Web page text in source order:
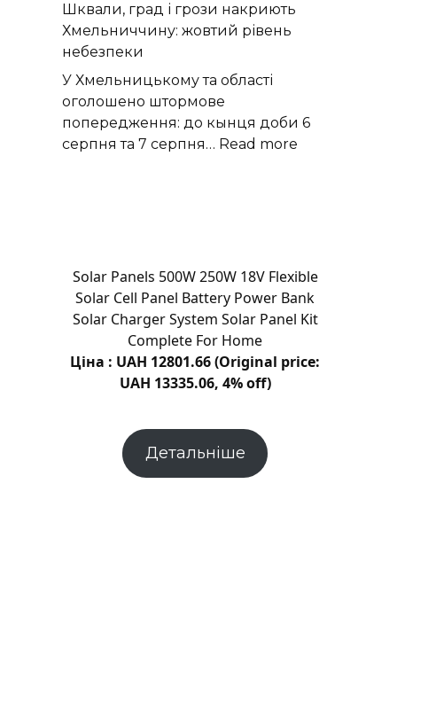
дерев
знижує
у
Чикаго
Шквали, град і грози накриють
Хмельниччину: жовтий рівень
небезпеки
У Хмельницькому та області
оголошено штормове
попередження: до кынця доби 6
серпня та 7 серпня… Read more
Хмельниччину:
жовтий
рівень
Solar Panels 500W 250W 18V Flexible
Solar Cell Panel Battery Power Bank
Solar Charger System Solar Panel Kit
Complete For Home
Ціна : UAH 12801.66 (Original price:
UAH 13335.06, 4% off)
Детальніше